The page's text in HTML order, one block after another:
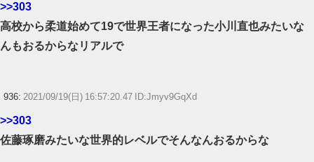
>>303
高校から柔道始めて19で世界王者になった小川直也みたいな
んもおるからなリアルで
936: 2021/09/19(日) 16:57:20.47 ID:Jmyv9GqXd
>>303
佐藤琢磨みたいな世界的レベルでそんなんおるからな